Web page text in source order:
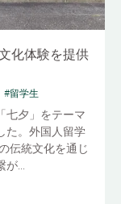
化体験を提供
#留学生
七夕」をテーマ
た。外国人留学
伝統文化を通じ
...